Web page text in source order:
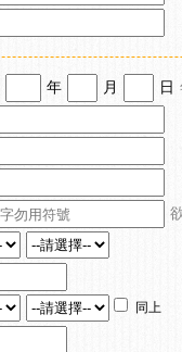
年 月 日
同上